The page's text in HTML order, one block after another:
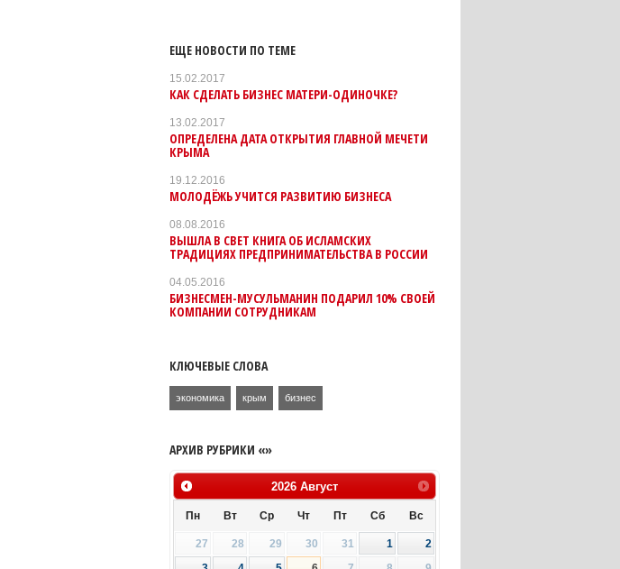
ЕЩЕ НОВОСТИ ПО ТЕМЕ
15.02.2017
КАК СДЕЛАТЬ БИЗНЕС МАТЕРИ-ОДИНОЧКЕ?
13.02.2017
ОПРЕДЕЛЕНА ДАТА ОТКРЫТИЯ ГЛАВНОЙ МЕЧЕТИ
КРЫМА
19.12.2016
МОЛОДЁЖЬ УЧИТСЯ РАЗВИТИЮ БИЗНЕСА
08.08.2016
ВЫШЛА В СВЕТ КНИГА ОБ ИСЛАМСКИХ
ТРАДИЦИЯХ ПРЕДПРИНИМАТЕЛЬСТВА В РОССИИ
04.05.2016
БИЗНЕСМЕН-МУСУЛЬМАНИН ПОДАРИЛ 10% СВОЕЙ
КОМПАНИИ СОТРУДНИКАМ
КЛЮЧЕВЫЕ СЛОВА
экономика крым бизнес
АРХИВ РУБРИКИ «»
2026 Август
Пн Вт Ср Чт Пт Сб Вс
27 28 29 30 31 1
2